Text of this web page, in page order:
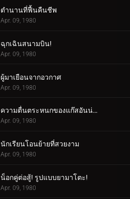
ตำนานที่ฟื้นคืนชีพ
Apr. 09, 1980
ฉุกเฉินสนามบิน!
Apr. 09, 1980
ผู้มาเยือนจากอวกาศ
Apr. 09, 1980
ความตื่นตระหนกของแก๊สอันน่าสยดสยอง
Apr. 09, 1980
นักเรียนโอนย้ายที่สวยงาม
Apr. 09, 1980
น็อกคู่ต่อสู้! รูปแบบยามาโตะ!
Apr. 09, 1980